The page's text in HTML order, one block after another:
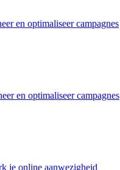
en optimaliseer campagnes
en optimaliseer campagnes
je online aanwezigheid